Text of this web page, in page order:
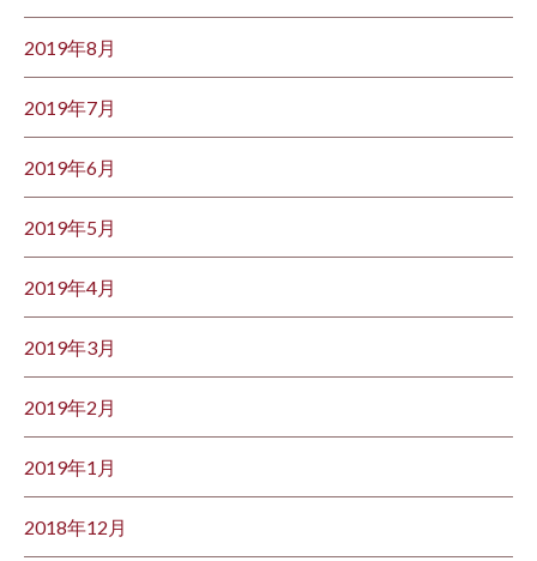
2019年8月
2019年7月
2019年6月
2019年5月
2019年4月
2019年3月
2019年2月
2019年1月
2018年12月